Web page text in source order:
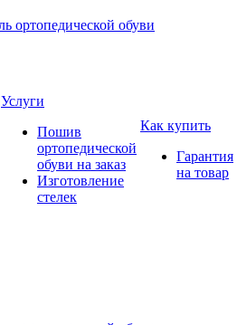
Услуги
Пошив
ортопедической
обуви на заказ
Изготовление
стелек
Как купить
Гарантия
на товар